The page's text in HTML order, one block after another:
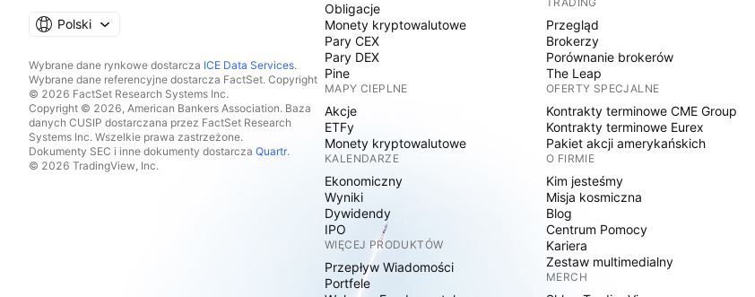
Polski
Wybrane dane rynkowe dostarcza ICE Data Services.
Wybrane dane referencyjne dostarcza FactSet. Copyright
© 2026 FactSet Research Systems Inc.
Copyright © 2026, American Bankers Association. Baza
danych CUSIP dostarczana przez FactSet Research
Systems Inc. Wszelkie prawa zastrzeżone.
Dokumenty SEC i inne dokumenty dostarcza Quartr.
© 2026 TradingView, Inc.
Obligacje
Monety kryptowalutowe
Pary CEX
Pary DEX
Pine
MAPY CIEPLNE
Akcje
ETFy
Monety kryptowalutowe
KALENDARZE
Ekonomiczny
Wyniki
Dywidendy
IPO
WIĘCEJ PRODUKTÓW
Przepływ Wiadomości
Portfele
Przegląd
Brokerzy
Porównanie brokerów
The Leap
OFERTY SPECJALNE
Kontrakty terminowe CME Group
Kontrakty terminowe Eurex
Pakiet akcji amerykańskich
O FIRMIE
Kim jesteśmy
Misja kosmiczna
Blog
Centrum Pomocy
Kariera
Zestaw multimedialny
MERCH